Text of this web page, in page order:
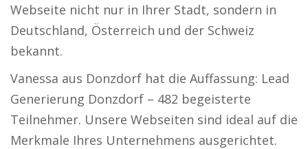
Webseite nicht nur in Ihrer Stadt, sondern in
Deutschland, Österreich und der Schweiz
bekannt.
Vanessa aus Donzdorf hat die Auffassung: Lead
Generierung Donzdorf – 482 begeisterte
Teilnehmer. Unsere Webseiten sind ideal auf die
Merkmale Ihres Unternehmens ausgerichtet.